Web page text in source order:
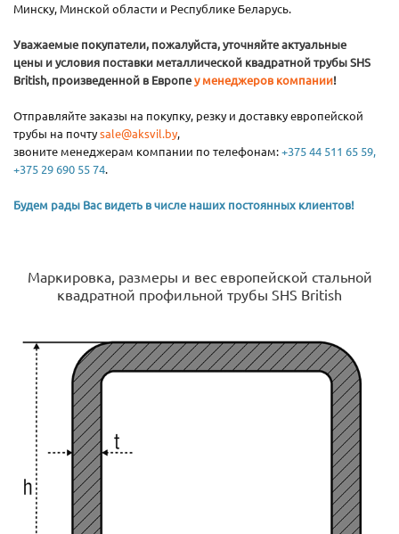
Минску, Минской области и Республике Беларусь.
Уважаемые покупатели, пожалуйста, уточняйте актуальные
цены и условия поставки металлической квадратной трубы SHS
British, произведенной в Европеу менеджеров компании!
Отправляйте заказы на покупку, резку и доставку европейской
трубы на почтуsale@aksvil.by,
звоните менеджерам компании по телефонам:+375 44 511 65 59,
+375 29 690 55 74.
Будем рады Вас видеть в числе наших постоянных клиентов!
Маркировка, размеры и вес европейской стальной
квадратной профильной трубы SHS British